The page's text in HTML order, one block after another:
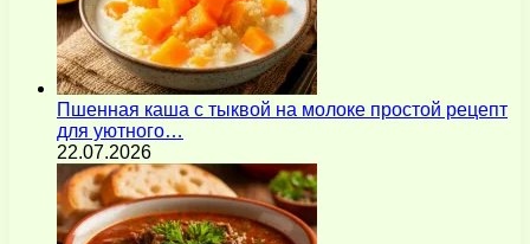
Пшенная каша с тыквой на молоке простой рецепт
для уютного…
22.07.2026